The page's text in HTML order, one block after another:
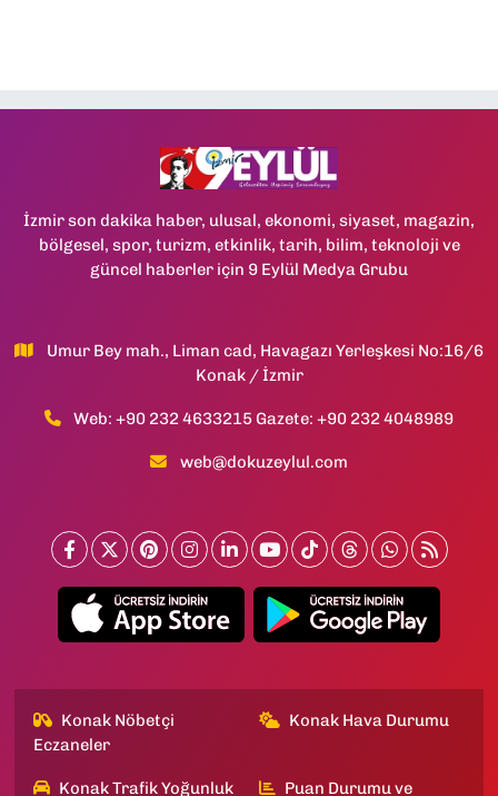
İzmir son dakika haber, ulusal, ekonomi, siyaset, magazin,
bölgesel, spor, turizm, etkinlik, tarih, bilim, teknoloji ve
güncel haberler için 9 Eylül Medya Grubu
Umur Bey mah., Liman cad, Havagazı Yerleşkesi No:16/6
Konak / İzmir
Web: +90 232 4633215 Gazete: +90 232 4048989
web@dokuzeylul.com
Konak Nöbetçi
Eczaneler
Konak Hava Durumu
Konak Trafik Yoğunluk Puan Durumu ve